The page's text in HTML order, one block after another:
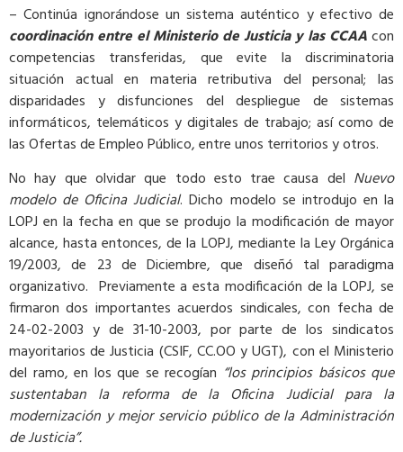
– Continúa ignorándose un sistema auténtico y efectivo de
coordinación entre el Ministerio de Justicia y las CCAAcon
competencias transferidas, que evite la discriminatoria
situación actual en materia retributiva del personal; las
disparidades y disfunciones del despliegue de sistemas
informáticos, telemáticos y digitales de trabajo; así como de
las Ofertas de Empleo Público, entre unos territorios y otros.
No hay que olvidar que todo esto trae causa del Nuevo
modelo de Oficina Judicial. Dicho modelo se introdujo en la
LOPJ en la fecha en que se produjo la modificación de mayor
alcance, hasta entonces, de la LOPJ, mediante la Ley Orgánica
19/2003, de 23 de Diciembre, que diseñó tal paradigma
organizativo. Previamente a esta modificación de la LOPJ, se
firmaron dos importantes acuerdos sindicales, con fecha de
24-02-2003 y de 31-10-2003, por parte de los sindicatos
mayoritarios de Justicia (CSIF, CC.OO y UGT), con el Ministerio
del ramo, en los que se recogían “los principios básicos que
sustentaban la reforma de la Oficina Judicial para la
modernización y mejor servicio público de la Administración
de Justicia”.